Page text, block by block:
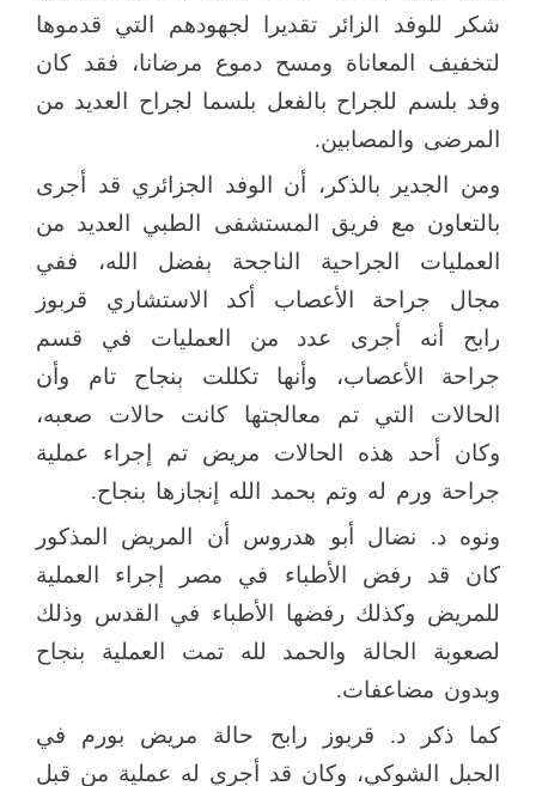
شكر للوفد الزائر تقديرا لجهودهم التي قدموها
لتخفيف المعاناة ومسح دموع مرضانا، فقد كان
وفد بلسم للجراح بالفعل بلسما لجراح العديد من
المرضى والمصابين.
ومن الجدير بالذكر، أن الوفد الجزائري قد أجرى
بالتعاون مع فريق المستشفى الطبي العديد من
العمليات الجراحية الناجحة بفضل الله، ففي
مجال جراحة الأعصاب أكد الاستشاري قربوز
رابح أنه أجرى عدد من العمليات في قسم
جراحة الأعصاب، وأنها تكللت بنجاح تام وأن
الحالات التي تم معالجتها كانت حالات صعبه،
وكان أحد هذه الحالات مريض تم إجراء عملية
جراحة ورم له وتم بحمد الله إنجازها بنجاح.
ونوه د. نضال أبو هدروس أن المريض المذكور
كان قد رفض الأطباء في مصر إجراء العملية
للمريض وكذلك رفضها الأطباء في القدس وذلك
لصعوبة الحالة والحمد لله تمت العملية بنجاح
وبدون مضاعفات.
كما ذكر د. قربوز رابح حالة مريض بورم في
الحبل الشوكي، وكان قد أجري له عملية من قبل